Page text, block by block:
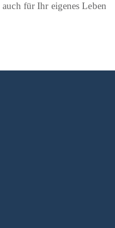
für Ihr eigenes Leben